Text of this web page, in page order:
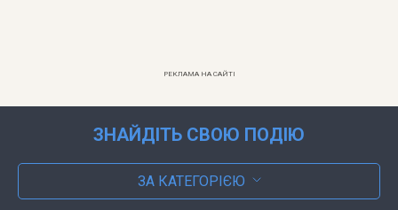
РЕКЛАМА НА САЙТІ
ЗНАЙДІТЬ СВОЮ ПОДІЮ
ЗА КАТЕГОРІЄЮ